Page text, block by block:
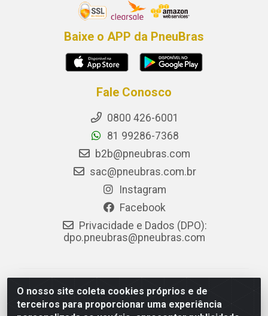
O nosso site coleta cookies próprios e de
terceiros para proporcionar uma experiência
Baixe o APP da PneuBras
Fale Conosco
0800 426-6001
81 99286-7368
b2b@pneubras.com
sac@pneubras.com.br
Instagram
Facebook
Privacidade e Dados (DPO):
dpo.pneubras@pneubras.com
PneuBras - Rodovia BR-101, KM 82 - Prazeres,
Jaboatão dos Guararapes/PE - CEP 54.335-000 - CNPJ
08.678.386/0001-05 - Pneubras Comércio de Pneus